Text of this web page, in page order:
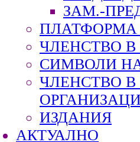
ЗАМ.-
ПЛАТФОРМА
ЧЛЕНСТВО В
СИМВОЛИ
ЧЛЕНСТВО
ИЗДАНИЯ
АКТУАЛНО